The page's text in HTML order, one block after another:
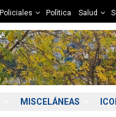
Policiales Polìtica Salud
MISCELÁNEAS